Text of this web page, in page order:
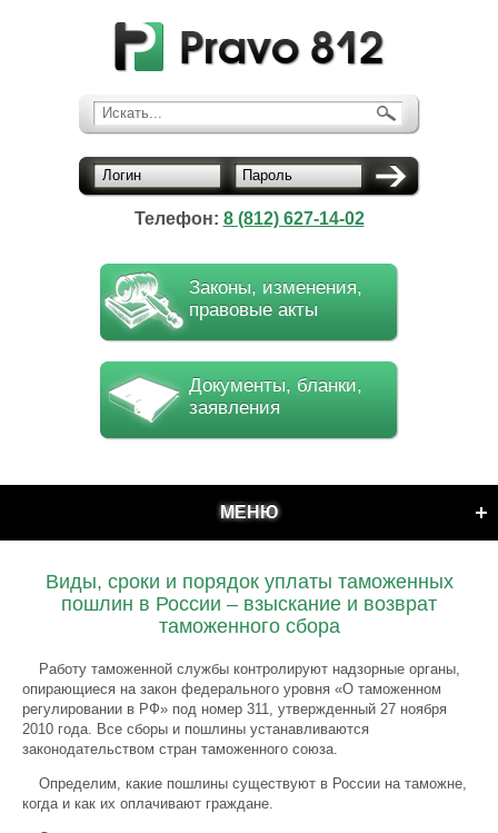
Искать...
Логин Пароль
Телефон: 8 (812) 627-14-02
Законы, изменения,
правовые акты
Документы, бланки,
заявления
МЕНЮ
Виды, сроки и порядок уплаты таможенных
пошлин в России – взыскание и возврат
таможенного сбора
Работу таможенной службы контролируют надзорные органы,
опирающиеся на закон федерального уровня «О таможенном
регулировании в РФ» под номер 311, утвержденный 27 ноября
2010 года. Все сборы и пошлины устанавливаются
законодательством стран таможенного союза.
Определим, какие пошлины существуют в России на таможне,
когда и как их оплачивают граждане.